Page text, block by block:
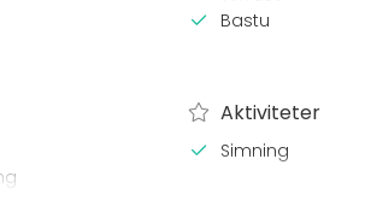
Bastu
Aktiviteter
Simning